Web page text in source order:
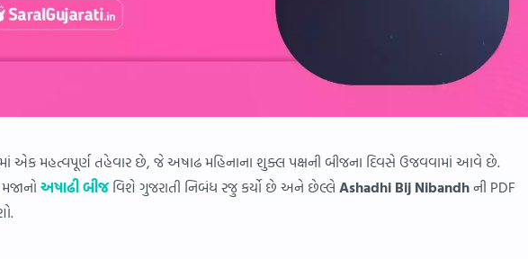
એક મહત્વપૂર્ણ તહેવાર છે, જે અષાઢ મહિનાના શુક્લ પક્ષની બીજના દિવસે ઉજવવામાં આવે છે.
અષાઢી બીજવિશે ગુજરાતી નિબંધ રજુ કર્યો છે અને છેલ્લે Ashadhi Bij Nibandhની PDF